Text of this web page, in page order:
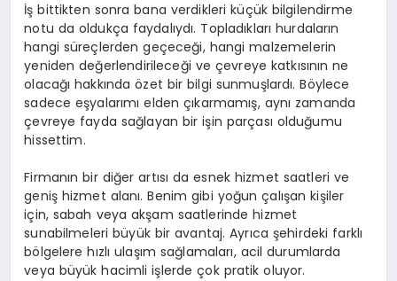
İş bittikten sonra bana verdikleri küçük bilgilendirme
notu da oldukça faydalıydı. Topladıkları hurdaların
hangi süreçlerden geçeceği, hangi malzemelerin
yeniden değerlendirileceği ve çevreye katkısının ne
olacağı hakkında özet bir bilgi sunmuşlardı. Böylece
sadece eşyalarımı elden çıkarmamış, aynı zamanda
çevreye fayda sağlayan bir işin parçası olduğumu
hissettim.
Firmanın bir diğer artısı da esnek hizmet saatleri ve
geniş hizmet alanı. Benim gibi yoğun çalışan kişiler
için, sabah veya akşam saatlerinde hizmet
sunabilmeleri büyük bir avantaj. Ayrıca şehirdeki farklı
bölgelere hızlı ulaşım sağlamaları, acil durumlarda
veya büyük hacimli işlerde çok pratik oluyor.